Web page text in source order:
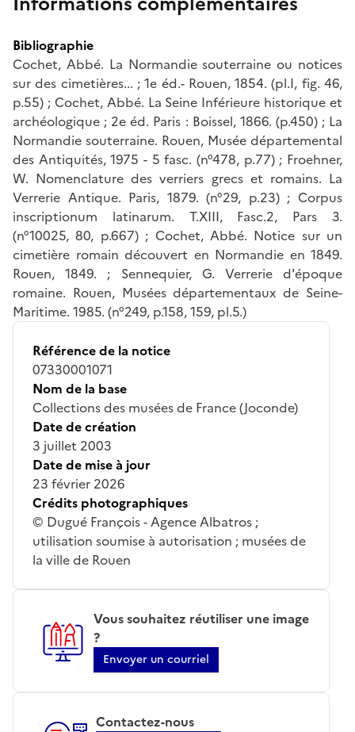
Bibliographie
Cochet, Abbé. La Normandie souterraine ou notices
sur des cimetières... ; 1e éd.- Rouen, 1854. (pl.I, fig. 46,
p.55) ; Cochet, Abbé. La Seine Inférieure historique et
archéologique ; 2e éd. Paris : Boissel, 1866. (p.450) ; La
Normandie souterraine. Rouen, Musée départemental
des Antiquités, 1975 - 5 fasc. (n°478, p.77) ; Froehner,
W. Nomenclature des verriers grecs et romains. La
Verrerie Antique. Paris, 1879. (n°29, p.23) ; Corpus
inscriptionum latinarum. T.XIII, Fasc.2, Pars 3.
(n°10025, 80, p.667) ; Cochet, Abbé. Notice sur un
cimetière romain découvert en Normandie en 1849.
Rouen, 1849. ; Sennequier, G. Verrerie d'époque
romaine. Rouen, Musées départementaux de Seine-
Maritime. 1985. (n°249, p.158, 159, pl.5.)
Référence de la notice
07330001071
Nom de la base
Collections des musées de France (Joconde)
Date de création
3 juillet 2003
Date de mise à jour
23 février 2026
Crédits photographiques
© Dugué François - Agence Albatros ;
utilisation soumise à autorisation ; musées de
la ville de Rouen
Vous souhaitez réutiliser une image
?
Envoyer un courriel
Contactez-nous